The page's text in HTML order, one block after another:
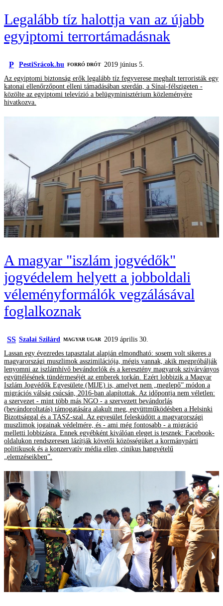
Legalább tíz halottja van az újabb
egyiptomi terrortámadásnak
P PestiSrácok.hu FORRÓ DRÓT 2019 június 5.
Az egyiptomi biztonság erők legalább tíz fegyverese meghalt terroristák egy
katonai ellenőrzőpont elleni támadásában szerdán, a Sínai-félszigeten -
közölte az egyiptomi televízió a belügyminisztérium közleményére
hivatkozva.
A magyar "iszlám jogvédők"
jogvédelem helyett a jobboldali
véleményformálók vegzálásával
foglalkoznak
SS Szalai Szilárd MAGYAR UGAR 2019 április 30.
Lassan egy évezredes tapasztalat alapján elmondható: sosem volt sikeres a
magyarországi muszlimok asszimilációja, mégis vannak, akik megpróbálják
lenyomni az iszlámhívő bevándorlók és a keresztény magyarok szivárványos
együttélésének tündérmeséjét az emberek torkán. Ezért lobbizik a Magyar
Iszlám Jogvédők Egyesülete (MIJE) is, amelyet nem „meglepő” módon a
migrációs válság csúcsán, 2016-ban alapítottak. Az időpontja nem véletlen:
a szervezet - mint több más NGO - a szervezett bevándorlás
(bevándoroltatás) támogatására alakult meg, együttműködésben a Helsinki
Bizottsággal és a TASZ-szal. Az egyesület felesküdött a magyarországi
muszlimok jogainak védelmére, és - ami még fontosabb - a migráció
melletti lobbizásra. Ennek egyébként kiválóan eleget is tesznek: Facebook-
oldalukon rendszeresen lázítják követői közösségüket a kormánypárti
politikusok és a konzervatív média ellen, cinikus hangvételű
„elemzéseikben”.